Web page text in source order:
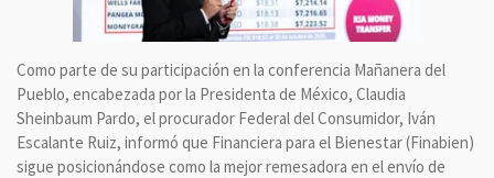
Como parte de su participación en la conferencia Mañanera del
Pueblo, encabezada por la Presidenta de México, Claudia
Sheinbaum Pardo, el procurador Federal del Consumidor, Iván
Escalante Ruiz, informó que Financiera para el Bienestar (Finabien)
sigue posicionándose como la mejor remesadora en el envío de